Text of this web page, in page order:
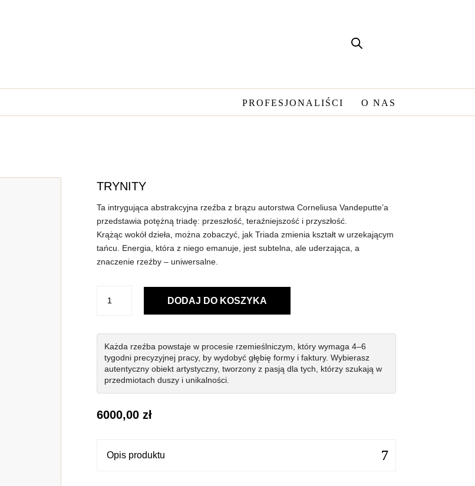
PROFESJONALIŚCI O NAS
TRYNITY
Ta intrygująca abstrakcyjna rzeźba z brązu autorstwa Corneliusa Vandeputte’a
przedstawia potężną triadę: przeszłość, teraźniejszość i przyszłość.
Krążąc wokół dzieła, można zobaczyć, jak Triada zmienia kształt w urzekającym
tańcu. Energia, która z niego emanuje, jest subtelna, ale uderzająca, a
znaczenie rzeźby – uniwersalne.
Trynity
DODAJ DO KOSZYKA
Każda rzeźba powstaje w procesie rzemieślniczym, który wymaga 4–6
tygodni precyzyjnej pracy, by wydobyć głębię formy i faktury. Wybierasz
autentyczny obiekt artystyczny, tworzony z pasją dla tych, którzy szukają w
przedmiotach duszy i unikalności.
6000,00 zł
Opis produktu